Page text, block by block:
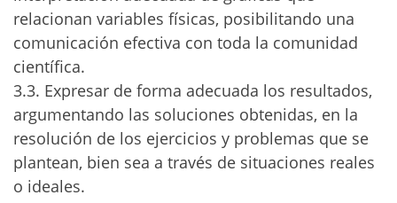
relacionan variables físicas, posibilitando una
comunicación efectiva con toda la comunidad
científica.
3.3. Expresar de forma adecuada los resultados,
argumentando las soluciones obtenidas, en la
resolución de los ejercicios y problemas que se
plantean, bien sea a través de situaciones reales
o ideales.